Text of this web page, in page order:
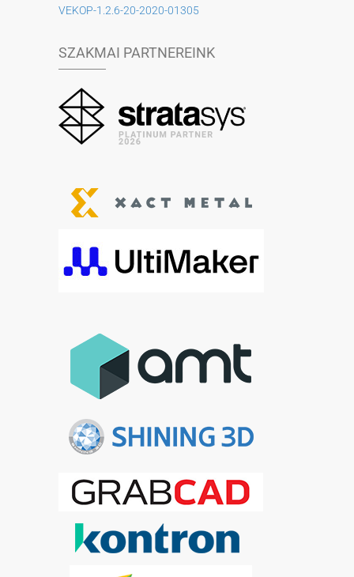
VEKOP-1.2.6-20-2020-01305
SZAKMAI PARTNEREINK